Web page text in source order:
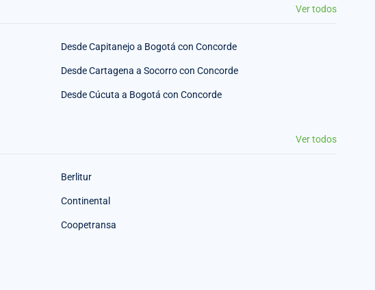
Ver todos
Desde Capitanejo a Bogotá con Concorde
Desde Cartagena a Socorro con Concorde
Desde Cúcuta a Bogotá con Concorde
Ver todos
Berlitur
Continental
Coopetransa